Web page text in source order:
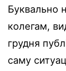
Буквально
колегам,
грудня
саму